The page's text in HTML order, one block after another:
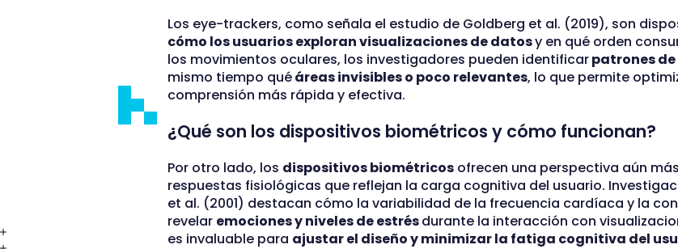
Los eye-trackers, como señala el estudio de Goldberg et al. (2019), son
cómo los usuarios exploran visualizaciones de datosy en qué orden
los movimientos oculares, los investigadores pueden identificarpatrones de
mismo tiempo quéáreas invisibles o poco relevantes, lo que permite
comprensión más rápida y efectiva.
¿Qué son los dispositivos biométricos y cómo funcionan?
Por otro lado, los dispositivos biométricosofrecen una perspectiva aún
respuestas fisiológicas que reflejan la carga cognitiva del usuario.
et al. (2001) destacan cómo la variabilidad de la frecuencia cardíaca y la
revelar emociones y niveles de estrésdurante la interacción con
es invaluable para ajustar el diseño y minimizar la fatiga cognitiva del